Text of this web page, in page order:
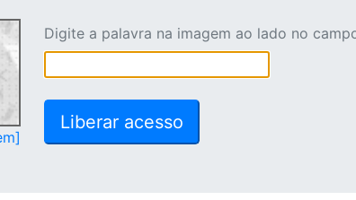
Digite a palavra na imagem ao lado no